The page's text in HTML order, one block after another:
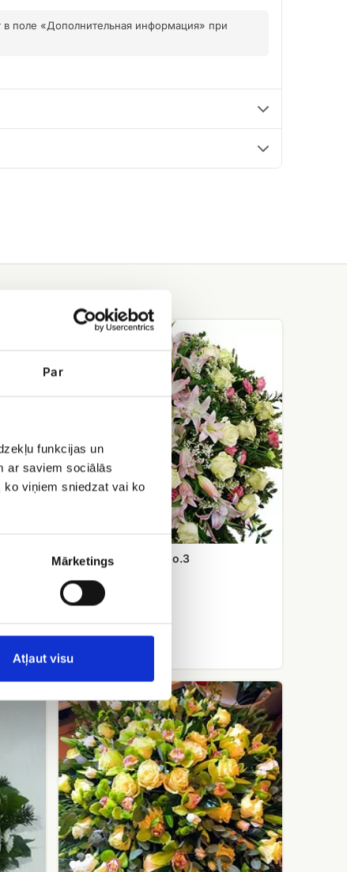
Par
funkcijas un
ar saviem sociālās
viņiem sniedzat vai ko
Mārketings
Atļaut visu
поле «Дополнительная информация» при
Траурный
Траурный венок No.3
EUR 120.00
венок
No.10